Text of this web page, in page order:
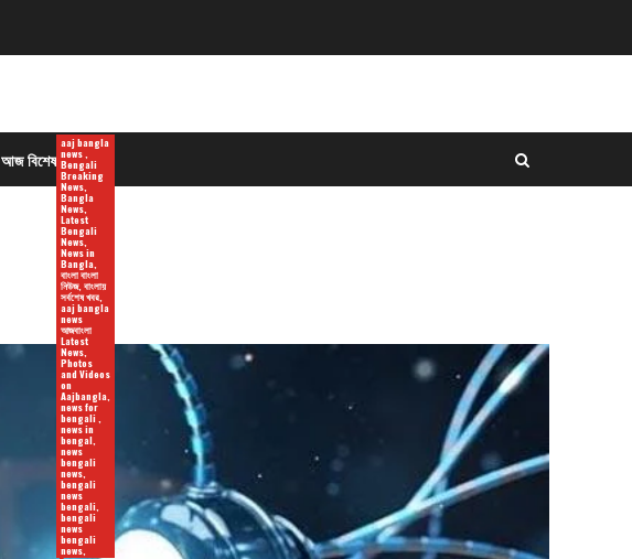
আজ বিশেষ
aaj bangla
news ,
Bengali
Breaking
News,
Bangla
News,
Latest
Bengali
News,
News in
Bangla,
বাংলা বাংলা
নিউজ, বাংলায়
সর্বশেষ খবর,
aaj bangla
news
আজবাংলা
Latest
News,
Photos
and Videos
on
Aajbangla,
news for
bengali ,
news in
bengal,
news
bengali
news,
bengali
news
bengali,
bengali
news
bengali
news,